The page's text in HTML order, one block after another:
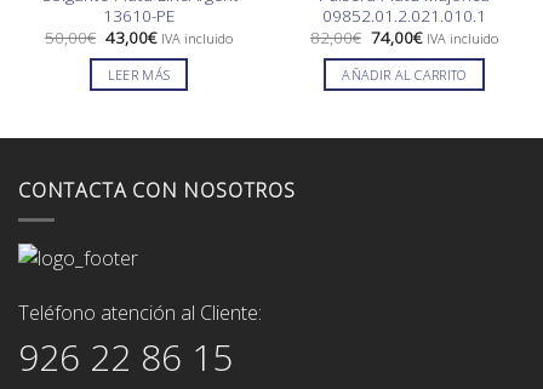
13610-PE
50,00€ El
precio
original
era:
43,00€El
actual
es:
IVA incluido
LEER MÁS
09852.01.2.021.010.1
82,00€ El
precio
original
era:
74,00€El
actual
es:
IVA incluido
AÑADIR AL CARRITO
CONTACTA CON NOSOTROS
Teléfono atención al Cliente:
926 22 86 15